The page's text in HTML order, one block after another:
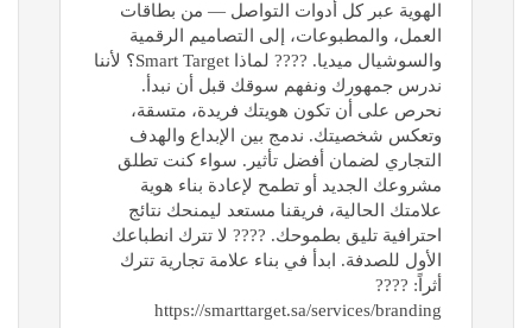
الهوية عبر كل أدوات التواصل — من بطاقات
العمل، والمطبوعات، إلى التصاميم الرقمية
والسوشيال ميديا. ???? لماذا Smart Target؟ لأننا
ندرس جمهورك ونفهم سوقك قبل أن نبدأ.
نحرص على أن تكون هويتك فريدة، متسقة،
وتعكس شخصيتك. ندمج بين الإبداع والهدف
التجاري لضمان أفضل تأثير. سواء كنت تطلق
مشروعك الجديد أو تطمح لإعادة بناء هوية
علامتك الحالية، فريقنا مستعد ليمنحك نتائج
احترافية تليق بطموحك. ???? لا تترك انطباعك
الأول للصدفة. ابدأ في بناء علامة تجارية تترك
أثراً: ????
https://smarttarget.sa/services/branding